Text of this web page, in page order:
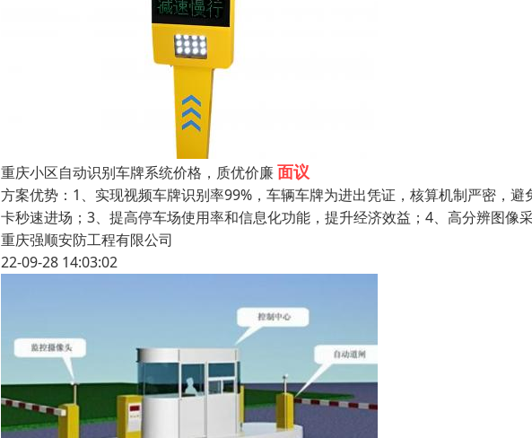
重庆小区自动识别车牌系统价格，质优价廉面议
方案优势：1、实现视频车牌识别率99%，车辆车牌为进出凭证，核算机制严密，
卡秒速进场；3、提高停车场使用率和信息化功能，提升经济效益；4、高分辨图像
重庆强顺安防工程有限公司
22-09-28 14:03:02